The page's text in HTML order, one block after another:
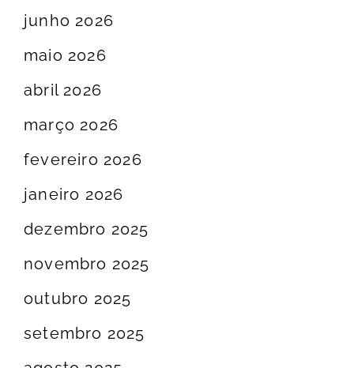
junho 2026
maio 2026
abril 2026
março 2026
fevereiro 2026
janeiro 2026
dezembro 2025
novembro 2025
outubro 2025
setembro 2025